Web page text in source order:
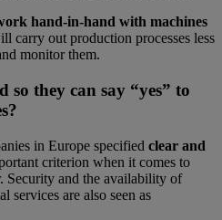
hand-in-hand with machines
carry out production processes less
monitor them.
so they can say “yes” to
in Europe specified clear and
criterion when it comes to
Security and the availability of
services are also seen as